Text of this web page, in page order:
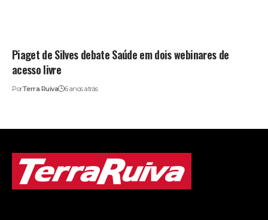
Piaget de Silves debate Saúde em dois webinares de
acesso livre
PorTerra Ruiva 6 anos atrás